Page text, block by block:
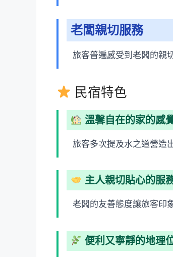
老闆親切服務
旅客普遍感受到老闆的親
民宿特色
溫馨自在的家的感
旅客多次提及水之道營造
主人親切貼心的服
老闆的友善態度讓旅客印
便利又寧靜的地理